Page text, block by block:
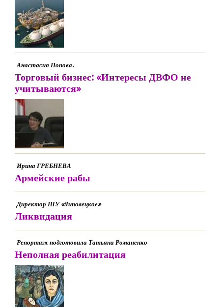
Анастасия Попова.
Торговый бизнес: «Интересы ДВФО не
учитываются»
Ирина ГРЕБНЕВА
Армейские рабы
Директор ШУ «Липовецкое»
Ликвидация
Репортаж подготовила Татьяна Романенко
Неполная реабилитация